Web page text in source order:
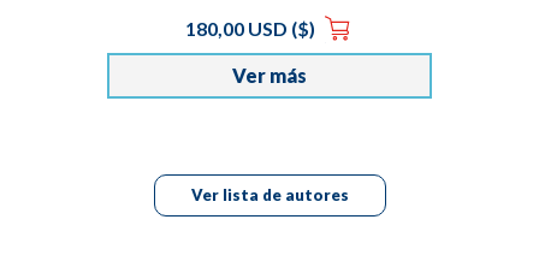
180,00 USD ($)
Ver más
Ver lista de autores